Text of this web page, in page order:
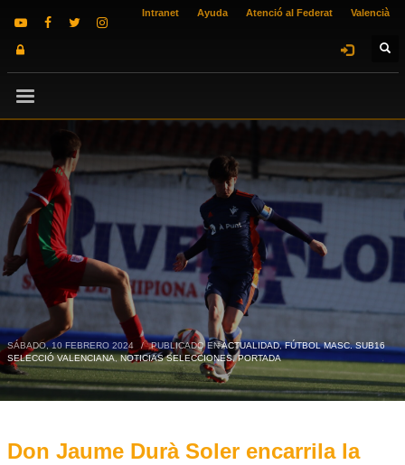
Intranet Ayuda Atenció al Federat Valencià
SÁBADO, 10 FEBRERO 2024 / PUBLICADO ENACTUALIDAD,FÚTBOL MASC. SUB16
SELECCIÓ VALENCIANA,NOTICIAS SELECCIONES,PORTADA
Don Jaume Durà Soler encarrila la